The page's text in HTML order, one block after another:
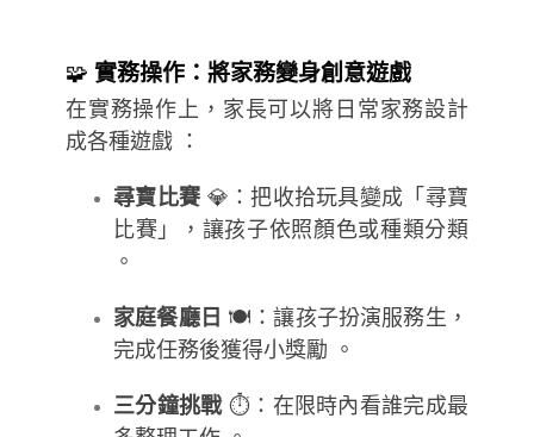
🧩 實務操作：將家務變身創意遊戲
在實務操作上，家長可以將日常家務設計
成各種遊戲 ：
尋寶比賽💎：把收拾玩具變成「尋寶
比賽」，讓孩子依照顏色或種類分類
。
家庭餐廳日 🍽️：讓孩子扮演服務生，
完成任務後獲得小獎勵 。
三分鐘挑戰⏱️：在限時內看誰完成最